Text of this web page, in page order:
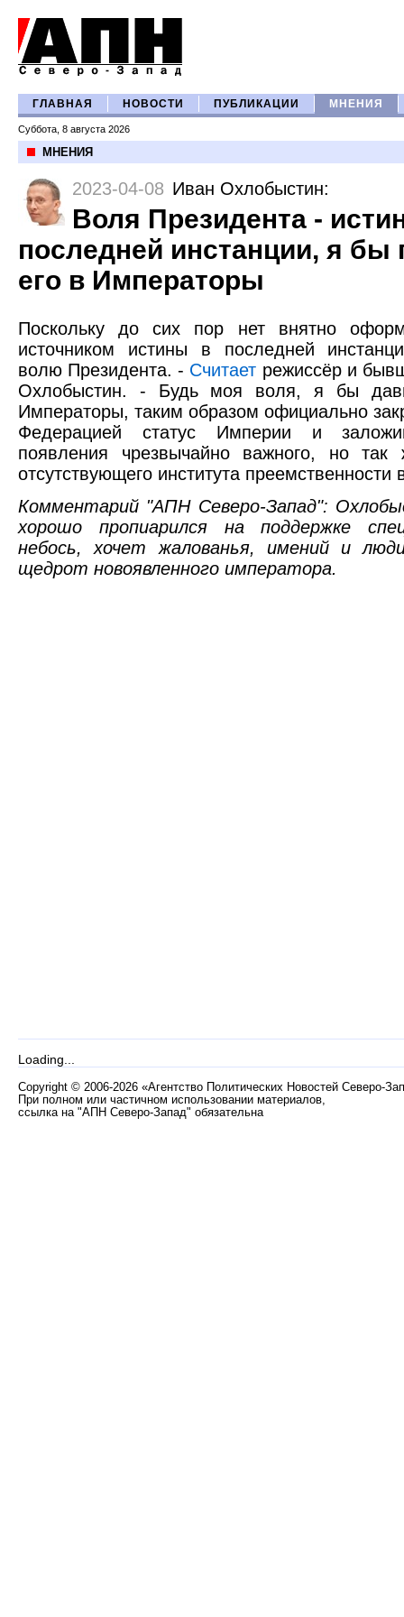
ГЛАВНАЯ НОВОСТИ ПУБЛИКАЦИИ МНЕНИЯ
Суббота, 8 августа 2026
МНЕНИЯ
2023-04-08 Иван Охлобыстин:
Воля Президента -
последней инстанции, я бы
его в Императоры
Поскольку до сих пор нет внятно
источником истины в последней
волю Президента. - Считает режиссёр и
Охлобыстин. - Будь моя воля, я бы
Императоры, таким образом официально
Федерацией статус Империи и
появления чрезвычайно важного, но так
отсутствующего института преемственности
Комментарий "АПН Северо-Запад":
хорошо пропиарился на поддержке
небось, хочет жалованья, имений и
щедрот новоявленного императора.
Loading...
Copyright © 2006-2026 «Агентство Политических Новостей Северо-
При полном или частичном использовании материалов,
ссылка на "АПН Северо-Запад" обязательна